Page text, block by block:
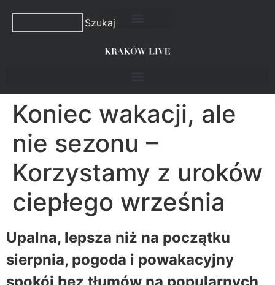
Szukaj
Koniec wakacji, ale
nie sezonu –
Korzystamy z uroków
ciepłego września
Upalna, lepsza niż na początku
sierpnia, pogoda i powakacyjny